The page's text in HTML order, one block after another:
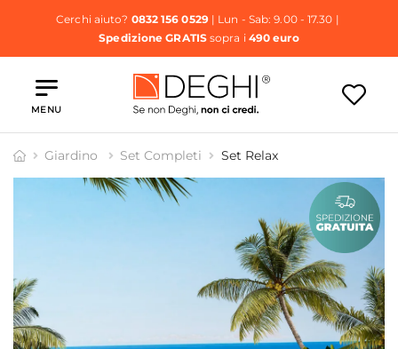
Cerchi aiuto? 0832 156 0529| Lun - Sab: 9.00 - 17.30 |
Spedizione GRATISsopra i 490 euro
MENU
Giardino Set Completi Set Relax